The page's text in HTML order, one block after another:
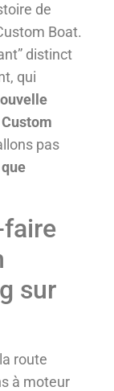
de
Boat.
distinct
qui
pas
faire
sur
route
à moteur